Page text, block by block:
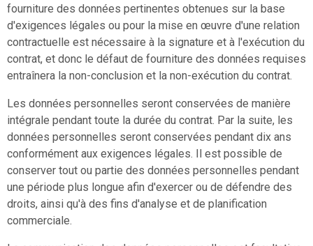
fourniture des données pertinentes obtenues sur la base
d'exigences légales ou pour la mise en œuvre d'une relation
contractuelle est nécessaire à la signature et à l'exécution du
contrat, et donc le défaut de fourniture des données requises
entraînera la non-conclusion et la non-exécution du contrat.
Les données personnelles seront conservées de manière
intégrale pendant toute la durée du contrat. Par la suite, les
données personnelles seront conservées pendant dix ans
conformément aux exigences légales. Il est possible de
conserver tout ou partie des données personnelles pendant
une période plus longue afin d'exercer ou de défendre des
droits, ainsi qu'à des fins d'analyse et de planification
commerciale.